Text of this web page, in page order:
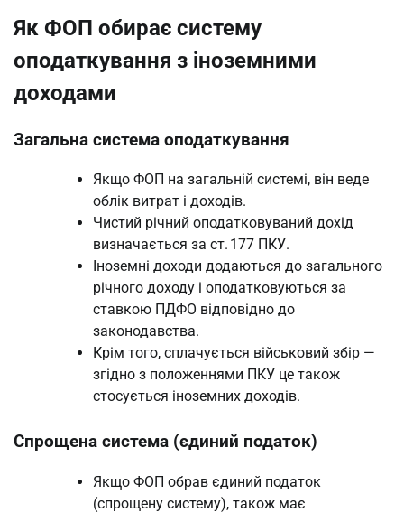
Як ФОП обирає систему
оподаткування з іноземними
доходами
Загальна система оподаткування
Якщо ФОП на загальній системі, він веде
облік витрат і доходів.
Чистий річний оподатковуваний дохід
визначається за ст. 177 ПКУ.
Іноземні доходи додаються до загального
річного доходу і оподатковуються за
ставкою ПДФО відповідно до
законодавства.
Крім того, сплачується військовий збір —
згідно з положеннями ПКУ це також
стосується іноземних доходів.
Спрощена система (єдиний податок)
Якщо ФОП обрав єдиний податок
(спрощену систему), також має